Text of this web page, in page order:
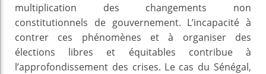
multiplication des changements non
constitutionnels de gouvernement. L’incapacité à
contrer ces phénomènes et à organiser des
élections libres et équitables contribue à
l’approfondissement des crises. Le cas du Sénégal,